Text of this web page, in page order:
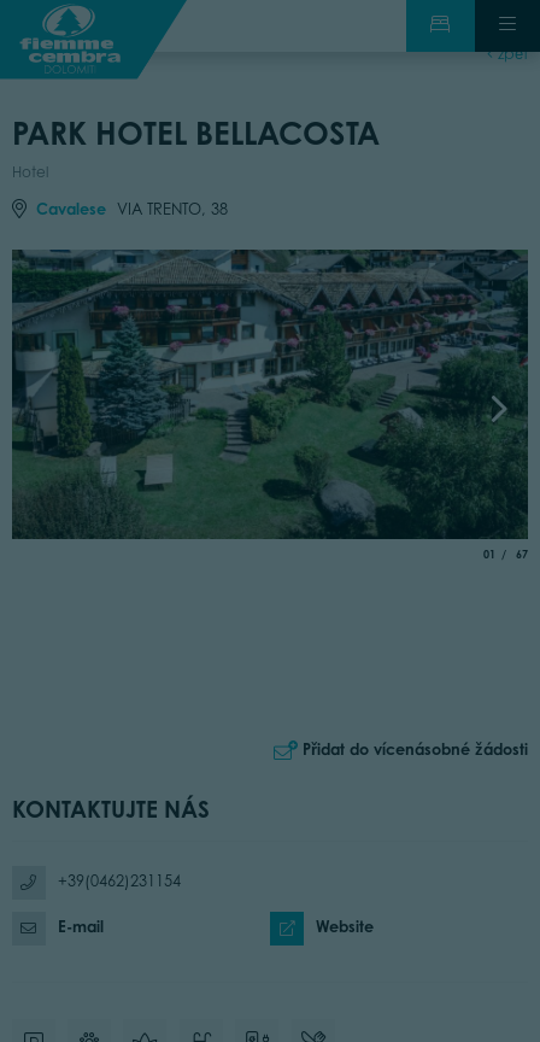
zpět
PARK HOTEL BELLACOSTA
Hotel
Cavalese VIA TRENTO, 38
01 of
67
Přidat do vícenásobné žádosti
KONTAKTUJTE NÁS
+39(0462)231154
E-mail Website